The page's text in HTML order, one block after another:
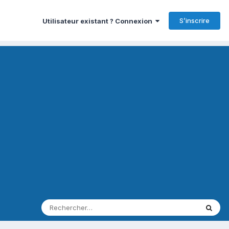
Utilisateur existant ? Connexion S’inscrire